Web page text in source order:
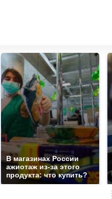
В магазинах России
ажиотаж из-за этого
продукта: что купить?